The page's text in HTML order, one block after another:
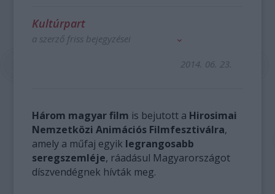
Kultúrpart
a szerző friss bejegyzései
2014. 06. 23.
Három magyar film is bejutott a Hirosimai
Nemzetközi Animációs Filmfesztiválra,
amely a műfaj egyik legrangosabb
seregszemléje, ráadásul Magyarországot
díszvendégnek hívták meg.